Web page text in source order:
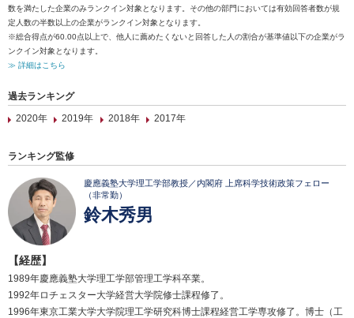
数を満たした企業のみランクイン対象となります。その他の部門においては有効回答者数が規
定人数の半数以上の企業がランクイン対象となります。
※総合得点が60.00点以上で、他人に薦めたくないと回答した人の割合が基準値以下の企業がラ
ンクイン対象となります。
≫ 詳細はこちら
過去ランキング
2020年
2019年 2018年 2017年
ランキング監修
慶應義塾大学理工学部教授／内閣府 上席科学技術政策フェロー
（非常勤）
鈴木秀男
【経歴】
1989年慶應義塾大学理工学部管理工学科卒業。
1992年ロチェスター大学経営大学院修士課程修了。
1996年東京工業大学大学院理工学研究科博士課程経営工学専攻修了。博士（工